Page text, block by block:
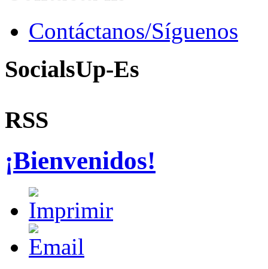
Contáctanos/Síguenos
SocialsUp-Es
RSS
¡Bienvenidos!